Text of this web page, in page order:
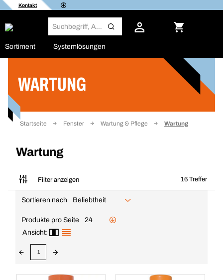
Kontakt
Sortiment Systemlösungen
WARTUNG
Startseite Fenster Wartung & Pflege Wartung
Wartung
Filter anzeigen 16 Treffer
Filter
Sortieren nach Beliebtheit
Produkte pro Seite
24
Ansicht:
1